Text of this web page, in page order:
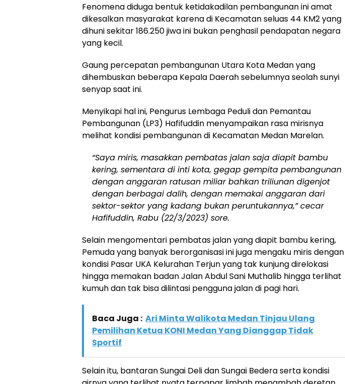
Fenomena diduga bentuk ketidakadilan pembangunan ini amat
dikesalkan masyarakat karena di Kecamatan seluas 44 KM2 yang
dihuni sekitar 186.250 jiwa ini bukan penghasil pendapatan negara
yang kecil.
Gaung percepatan pembangunan Utara Kota Medan yang
dihembuskan beberapa Kepala Daerah sebelumnya seolah sunyi
senyap saat ini.
Menyikapi hal ini, Pengurus Lembaga Peduli dan Pemantau
Pembangunan (LP3) Hafifuddin menyampaikan rasa mirisnya
melihat kondisi pembangunan di Kecamatan Medan Marelan.
“Saya miris, masakkan pembatas jalan saja diapit bambu
kering, sementara di inti kota, gegap gempita pembangunan
dengan anggaran ratusan miliar bahkan triliunan digenjot
dengan berbagai dalih, dengan memakai anggaran dari
sektor-sektor yang kadang bukan peruntukannya,” cecar
Hafifuddin, Rabu (22/3/2023) sore.
Selain mengomentari pembatas jalan yang diapit bambu kering,
Pemuda yang banyak berorganisasi ini juga mengaku miris dengan
kondisi Pasar UKA Kelurahan Terjun yang tak kunjung direlokasi
hingga memakan badan Jalan Abdul Sani Muthalib hingga terlihat
kumuh dan tak bisa dilintasi pengguna jalan di pagi hari.
Baca Juga : Ari Minta Walikota Medan Tinjau Ulang
Pemilihan Ketua KONI Medan Yang Dianggap Tidak
Sportif
Selain itu, bantaran Sungai Deli dan Sungai Bedera serta kondisi